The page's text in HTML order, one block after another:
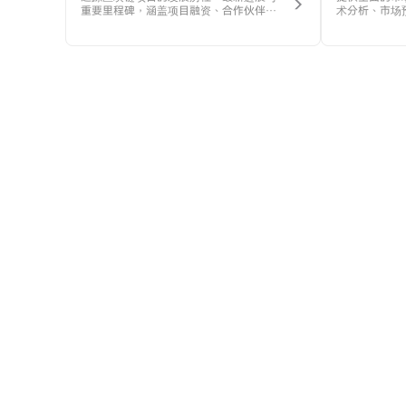
重要里程碑，涵盖项目融资、合作伙伴关
术分析、市场